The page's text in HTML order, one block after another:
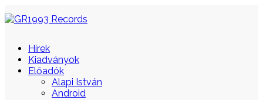
Hírek
Kiadványok
Előadók
Alapi István
Android